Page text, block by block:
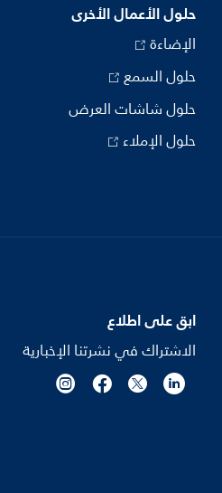
حلول الأعمال الأخرى
الإضاءة
حلول السمع
حلول شاشات العرض
حلول الإملاء
ابق على اطلاع
الاشتراك في نشرتنا الإخبارية